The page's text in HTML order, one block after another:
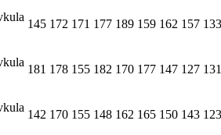
145 172 171 177 189 159 162 157
181 178 155 182 170 177 147 127
142 170 155 148 162 165 150 143